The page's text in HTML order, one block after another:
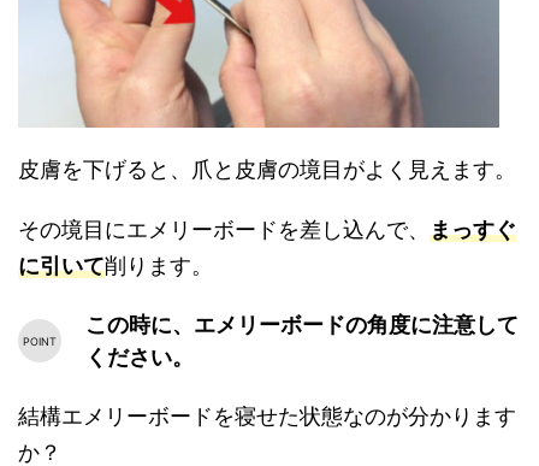
皮膚を下げると、爪と皮膚の境目がよく見えます。
その境目にエメリーボードを差し込んで、 まっすぐ
に引いて削ります。
この時に、エメリーボードの角度に注意して
ください。
結構エメリーボードを寝せた状態なのが分かります
か？